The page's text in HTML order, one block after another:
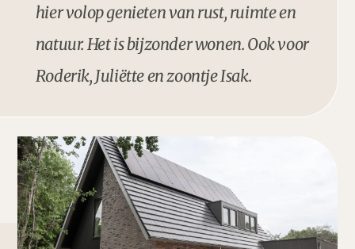
hier volop genieten van rust, ruimte en
natuur. Het is bijzonder wonen. Ook voor
Roderik, Juliëtte en zoontje Isak.